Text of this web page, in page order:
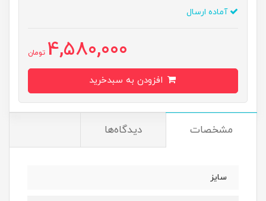
آماده ارسال
4,580,000 تومان
مشخصات دیدگاه‌ها
سایز